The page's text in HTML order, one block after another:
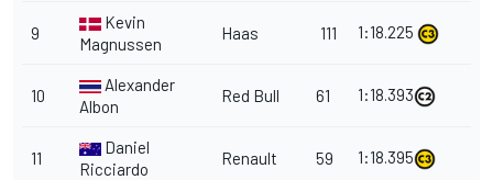
9
Kevin
Magnussen
Haas 111 1:18.225
10
Alexander
Albon
Red Bull 61 1:18.393
11
Daniel
Ricciardo
Renault 59 1:18.395